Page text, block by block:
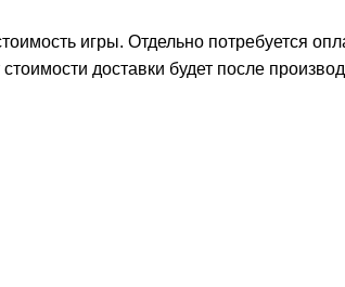
игры. Отдельно потребуется
доставки будет после